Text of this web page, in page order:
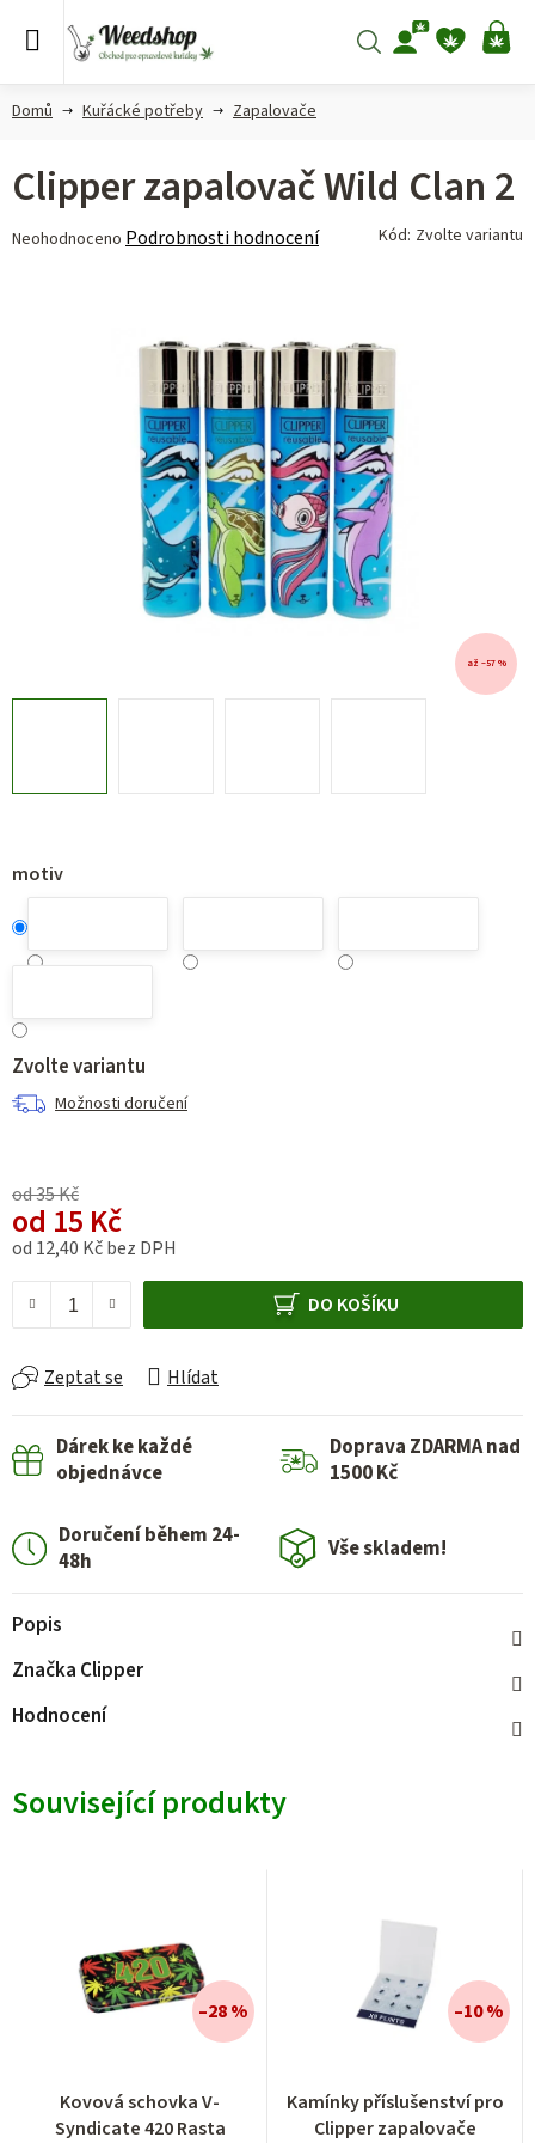
Hledat
Domů Kuřácké potřeby Zapalovače
motiv
Zvolte variantu
Možnosti doručení
od 35 Kč
od 15 Kč
od 12,40 Kčbez DPH
DO KOŠÍKU
Zeptat se Hlídat
Clipper zapalovač Wild Clan 2
Průměrné
Neohodnoceno Podrobnosti hodnocení Kód: Zvolte variantu
až –57 %
Dárek ke každé
objednávce
Doprava ZDARMA nad
1500 Kč
Doručení během 24-
48h
Vše skladem!
Popis
Značka Clipper
Hodnocení
Související produkty
Kovová schovka V-
Syndicate 420 Rasta
–28 %
Kamínky příslušenství pro
Clipper zapalovače
–10 %